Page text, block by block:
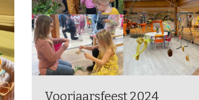
Voorjaarsfeest 2024